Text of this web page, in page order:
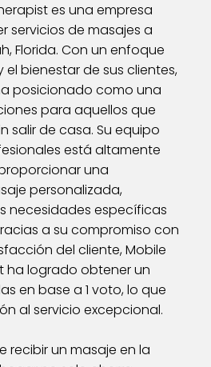
es una empresa
servicios de masajes a
Florida. Con un enfoque
bienestar de sus clientes,
posicionado como una
para aquellos que
salir de casa. Su equipo
está altamente
una
personalizada,
necesidades específicas
a su compromiso con
del cliente, Mobile
ha logrado obtener un
en base a 1 voto, lo que
al servicio excepcional.
recibir un masaje en la